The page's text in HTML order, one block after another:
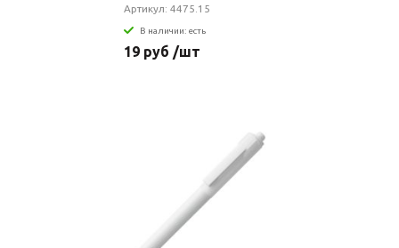
Артикул: 4475.15
В наличии: есть
19 руб /шт